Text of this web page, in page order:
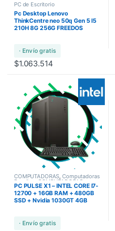
PC de Escritorio
Pc Desktop Lenovo
ThinkCentre neo 50q Gen 5 I5
210H 8G 256G FREEDOS
· Envío gratis
$1.063.514
COMPUTADORAS,Computadoras
Bundles COMPUTADORAS
STANDARD
PC PULSE X1 – INTEL CORE I7-
12700 + 16GB RAM + 480GB
SSD + Nvidia 1030GT 4GB
· Envío gratis